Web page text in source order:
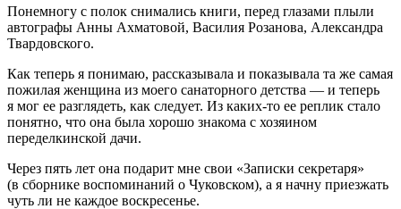
Понемногу с полок снимались книги, перед глазами плыли
автографы Анны Ахматовой, Василия Розанова, Александра
Твардовского.
Как теперь я понимаю, рассказывала и показывала та же самая
пожилая женщина из моего санаторного детства — и теперь
я мог ее разглядеть, как следует. Из каких-то ее реплик стало
понятно, что она была хорошо знакома с хозяином
переделкинской дачи.
Через пять лет она подарит мне свои «Записки секретаря»
(в сборнике воспоминаний о Чуковском), а я начну приезжать
чуть ли не каждое воскресенье.